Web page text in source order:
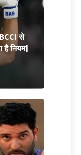
BCCI से
है नियम|